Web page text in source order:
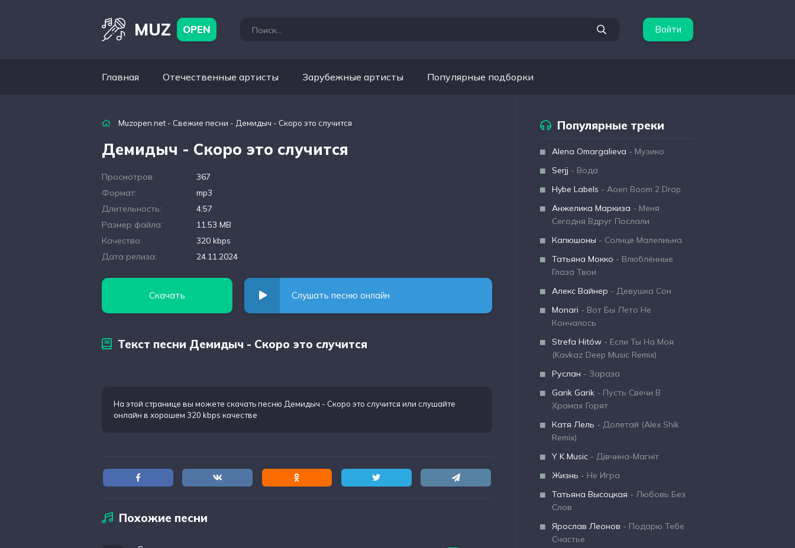
MUZ OPEN Войти
Главная Отечественные артисты Зарубежные артисты Популярные подборки
Muzopen.net - Свежие песни - Демидыч - Скоро это случится
Демидыч - Скоро это случится
Просмотров:
367
Формат:
mp3
Длительность:
4:57
Размер файла:
11.53 MB
Качество:
320 kbps
Дата релиза:
24.11.2024
Скачать Слушать песню онлайн
Текст песни Демидыч - Скоро это случится
На этой странице вы можете скачать песню Демидыч - Скоро это случится или слушайте
онлайн в хорошем 320 kbps качестве
Похожие песни
Популярные треки
Alena Omargalieva - Музико
Serjj - Вода
Hybe Labels - Aoen Boom 2 Drop
Анжелика Маркиза - Меня
Сегодня Вдруг Послали
Капюшоны - Солнце Малелиьна
Татьяна Мокко - Влюблённые
Глаза Твои
Алекс Вайнер - Девушка Сон
Monari - Вот Бы Лето Не
Кончалось
Strefa Hitów - Если Ты На Моя
(Kavkaz Deep Music Remix)
Руслан - Зараза
Garik Garik - Пусть Свечи В
Храмах Горят
Катя Лель - Долетай (Alex Shik
Remix)
Y K Music - Дівчина-Магніт
Жизнь - Не Игра
Татьяна Высоцкая - Любовь Без
Слов
Ярослав Леонов - Подарю Тебе
Счастье